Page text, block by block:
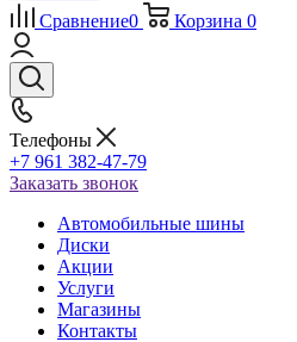
Сравнение0 Корзина 0
Телефоны
+7 961 382-47-79
Заказать звонок
Автомобильные шины
Диски
Акции
Услуги
Магазины
Контакты